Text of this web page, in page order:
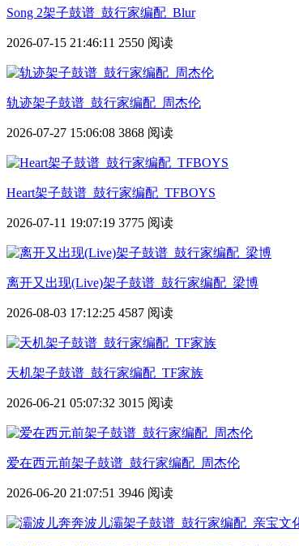
Song 2架子鼓谱_鼓行家编配_Blur
2026-07-15 21:46:11 2550 阅读
轨迹架子鼓谱_鼓行家编配_周杰伦
2026-07-27 15:06:08 3868 阅读
Heart架子鼓谱_鼓行家编配_TFBOYS
2026-07-11 19:07:19 3775 阅读
离开又出现(Live)架子鼓谱_鼓行家编配_梁博
2026-08-03 17:12:25 4587 阅读
天机架子鼓谱_鼓行家编配_TF家族
2026-06-21 05:07:32 3015 阅读
爱在西元前架子鼓谱_鼓行家编配_周杰伦
2026-06-20 21:07:51 3946 阅读